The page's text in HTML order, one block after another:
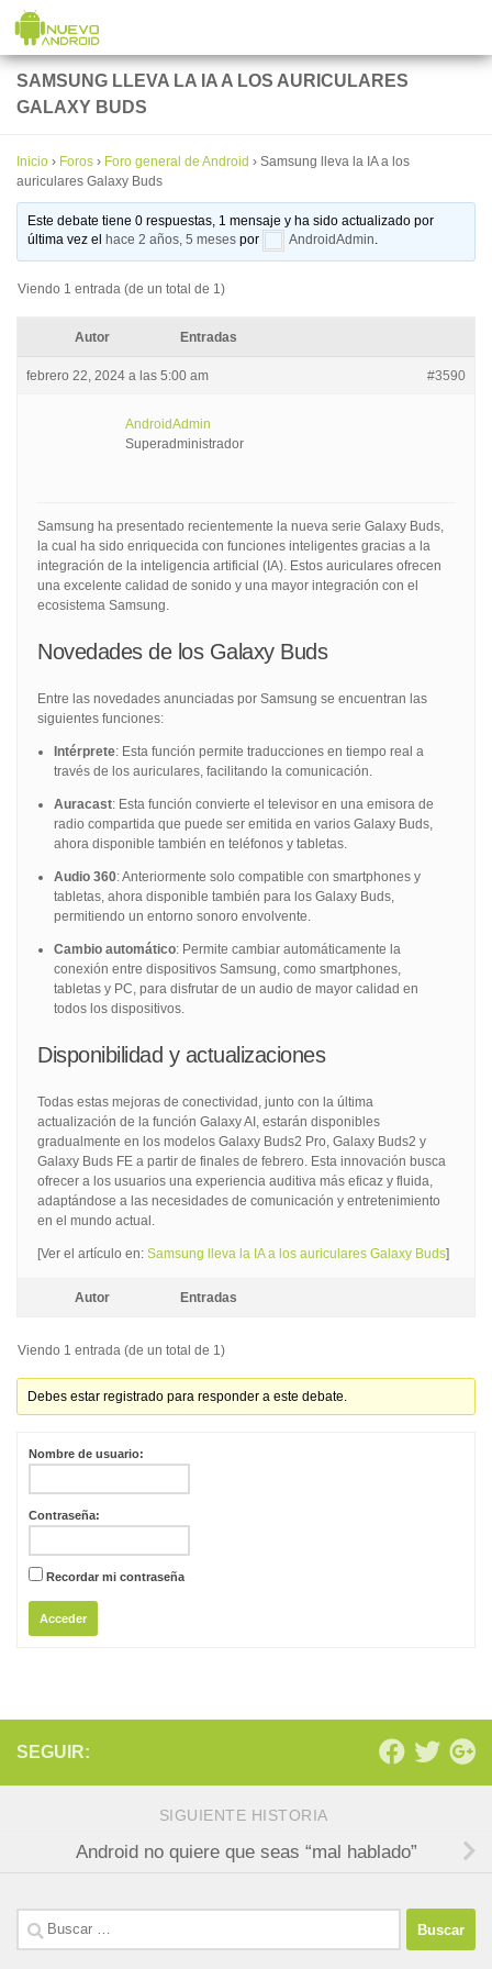
Saltar al contenido
SAMSUNG LLEVA LA IA A LOS AURICULARES
GALAXY BUDS
Inicio › Foros › Foro general de Android › Samsung lleva la IA a los
auriculares Galaxy Buds
Este debate tiene 0 respuestas, 1 mensaje y ha sido actualizado por
última vez el
hace 2 años, 5 meses por AndroidAdmin.
Viendo 1 entrada (de un total de 1)
Autor Entradas
febrero 22, 2024 a las 5:00 am #3590
AndroidAdmin
Superadministrador
Samsung ha presentado recientemente la nueva serie Galaxy Buds,
la cual ha sido enriquecida con funciones inteligentes gracias a la
integración de la inteligencia artificial (IA). Estos auriculares ofrecen
una excelente calidad de sonido y una mayor integración con el
ecosistema Samsung.
Novedades de los Galaxy Buds
Entre las novedades anunciadas por Samsung se encuentran las
siguientes funciones:
Intérprete: Esta función permite traducciones en tiempo real a
través de los auriculares, facilitando la comunicación.
Auracast: Esta función convierte el televisor en una emisora de
radio compartida que puede ser emitida en varios Galaxy Buds,
ahora disponible también en teléfonos y tabletas.
Audio 360: Anteriormente solo compatible con smartphones y
tabletas, ahora disponible también para los Galaxy Buds,
permitiendo un entorno sonoro envolvente.
Cambio automático: Permite cambiar automáticamente la
conexión entre dispositivos Samsung, como smartphones,
tabletas y PC, para disfrutar de un audio de mayor calidad en
todos los dispositivos.
Disponibilidad y actualizaciones
Todas estas mejoras de conectividad, junto con la última
actualización de la función Galaxy AI, estarán disponibles
gradualmente en los modelos Galaxy Buds2 Pro, Galaxy Buds2 y
Galaxy Buds FE a partir de finales de febrero. Esta innovación busca
ofrecer a los usuarios una experiencia auditiva más eficaz y fluida,
adaptándose a las necesidades de comunicación y entretenimiento
en el mundo actual.
[Ver el artículo en: Samsung lleva la IA a los auriculares Galaxy Buds]
Autor Entradas
Viendo 1 entrada (de un total de 1)
Debes estar registrado para responder a este debate.
Nombre de usuario:
Contraseña:
Recordar mi contraseña
Acceder
SEGUIR:
SIGUIENTE HISTORIA
Android no quiere que seas “mal hablado”
Buscar: